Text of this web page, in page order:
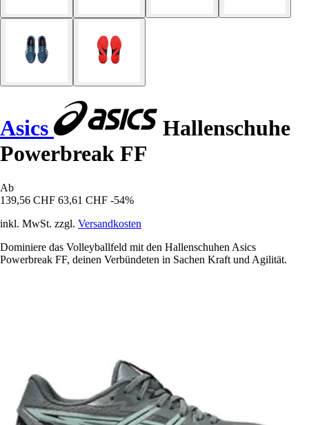
Asics
Hallenschuhe
Powerbreak FF
Ab
139,56 CHF 63,61 CHF -54%
inkl. MwSt. zzgl. Versandkosten
Dominiere das Volleyballfeld mit den Hallenschuhen Asics
Powerbreak FF, deinen Verbündeten in Sachen Kraft und Agilität.